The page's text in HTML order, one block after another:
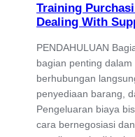
Training
Dealing With
PENDAHULUAN
bagian penting
berhubungan
penyediaan barang,
Pengeluaran biaya
cara bernegosiasi